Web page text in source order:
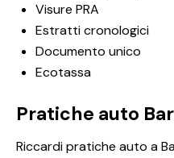
Visure PRA
Estratti cronologici
Documento unico
Ecotassa
Pratiche auto
Riccardi pratiche auto a